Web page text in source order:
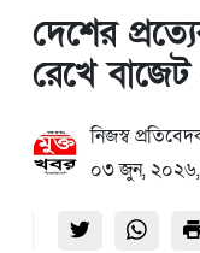
দেশের
রেখে বাজেট
নিজস্ব
০৩ জুন,